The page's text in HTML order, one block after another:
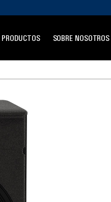
PRODUCTOS SOBRE NOSOTROS